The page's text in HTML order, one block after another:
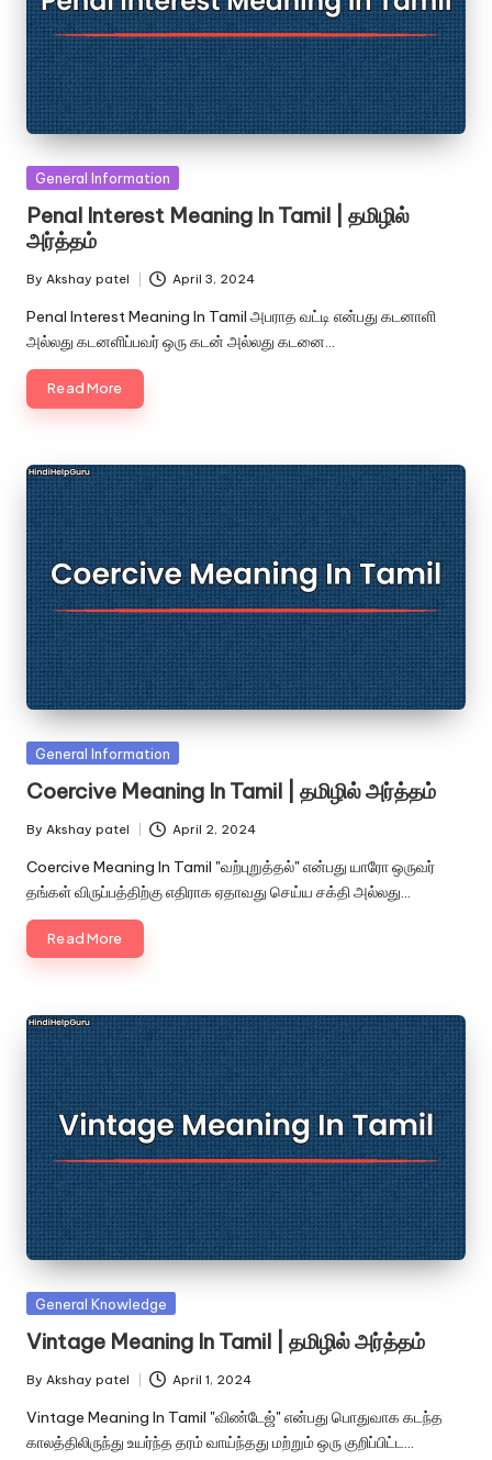
Posted
General Information
Penal Interest Meaning In Tamil | தமிழில்
அர்த்தம்
Posted
by
By Akshay patel April 3, 2024
Penal Interest Meaning In Tamil அபராத வட்டி என்பது கடனாளி
அல்லது கடனளிப்பவர் ஒரு கடன் அல்லது கடனை…
Read More
Posted
General Information
Coercive Meaning In Tamil | தமிழில் அர்த்தம்
Posted
by
By Akshay patel April 2, 2024
Coercive Meaning In Tamil "வற்புறுத்தல்" என்பது யாரோ ஒருவர்
தங்கள் விருப்பத்திற்கு எதிராக ஏதாவது செய்ய சக்தி அல்லது…
Read More
Posted
General Knowledge
Vintage Meaning In Tamil | தமிழில் அர்த்தம்
Posted
by
By Akshay patel April 1, 2024
Vintage Meaning In Tamil "விண்டேஜ்" என்பது பொதுவாக கடந்த
காலத்திலிருந்து உயர்ந்த தரம் வாய்ந்தது மற்றும் ஒரு குறிப்பிட்ட…